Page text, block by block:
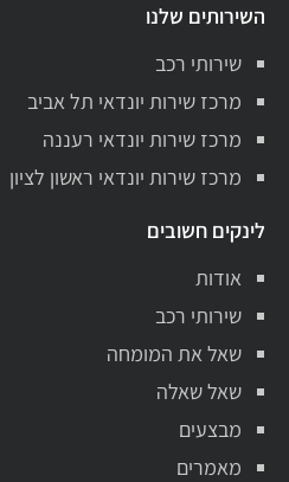
השירותים שלנו
שירותי רכב
מרכז שירות יונדאי תל אביב
מרכז שירות יונדאי רעננה
מרכז שירות יונדאי ראשון לציון
לינקים חשובים
אודות
שירותי רכב
שאל את המומחה
שאל שאלה
מבצעים
מאמרים